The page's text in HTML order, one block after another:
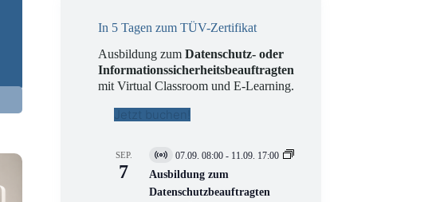
In 5 Tagen zum TÜV-Zertifikat
Ausbildung zumDatenschutz- oder
Informationssicherheitsbeauftragten
mit Virtual Classroom und E-Learning.
Jetzt buchen!
SEP.
7
V
i
t
07.09. 08:00 - 11.09. 17:00
Ausbildung zum
Datenschutzbeauftragten